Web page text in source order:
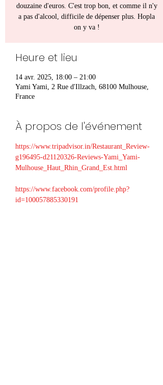
douzaine d'euros. C'est trop bon, et comme il n'y
a pas d'alcool, difficile de dépenser plus. Hopla
on y va !
Heure et lieu
14 avr. 2025, 18:00 – 21:00
Yami Yami, 2 Rue d'Illzach, 68100 Mulhouse,
France
À propos de l'événement
https://www.tripadvisor.in/Restaurant_Review-
g196495-d21120326-Reviews-Yami_Yami-
Mulhouse_Haut_Rhin_Grand_Est.html
https://www.facebook.com/profile.php?
id=100057885330191